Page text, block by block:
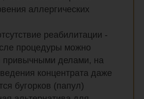
аллергических
реабилитации -
процедуры можно
привычными делами, на
концентрата даже
бугорков (папул)